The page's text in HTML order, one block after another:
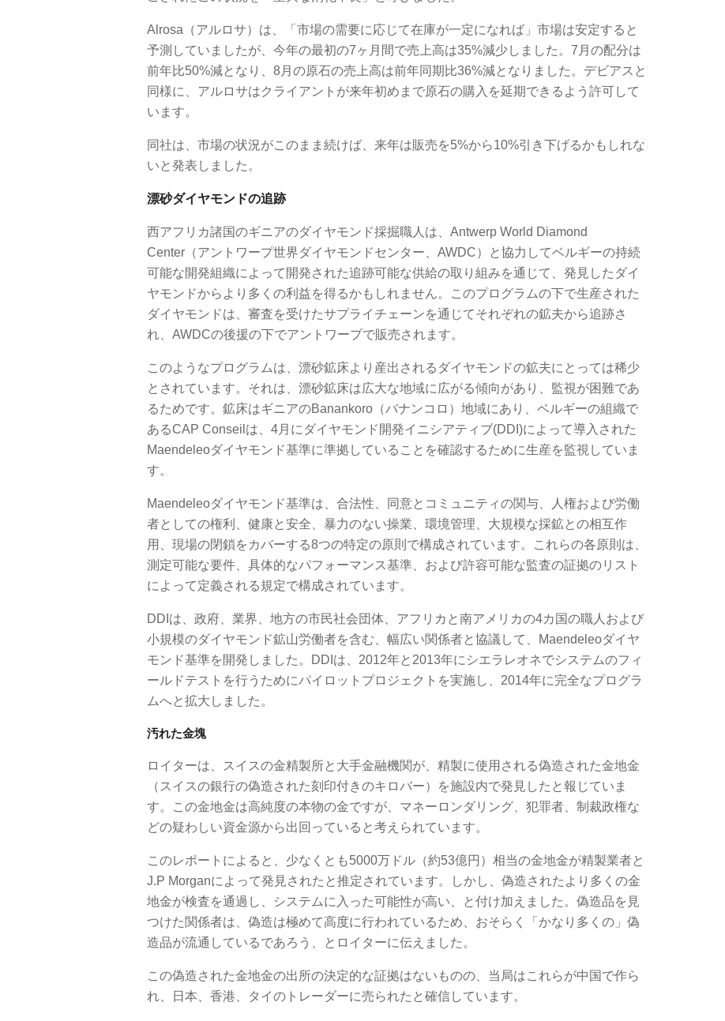
Alrosa（アルロサ）は、「市場の需要に応じて在庫が一定になれば」市場は安定すると
予測していましたが、今年の最初の7ヶ月間で売上高は35%減少しました。7月の配分は
前年比50%減となり、8月の原石の売上高は前年同期比36%減となりました。デビアスと
同様に、アルロサはクライアントが来年初めまで原石の購入を延期できるよう許可して
います。
同社は、市場の状況がこのまま続けば、来年は販売を5%から10%引き下げるかもしれな
いと発表しました。
漂砂ダイヤモンドの追跡
西アフリカ諸国のギニアのダイヤモンド採掘職人は、Antwerp World Diamond
Center（アントワープ世界ダイヤモンドセンター、AWDC）と協力してベルギーの持続
可能な開発組織によって開発された追跡可能な供給の取り組みを通じて、発見したダイ
ヤモンドからより多くの利益を得るかもしれません。このプログラムの下で生産された
ダイヤモンドは、審査を受けたサプライチェーンを通じてそれぞれの鉱夫から追跡さ
れ、AWDCの後援の下でアントワープで販売されます。
このようなプログラムは、漂砂鉱床より産出されるダイヤモンドの鉱夫にとっては稀少
とされています。それは、漂砂鉱床は広大な地域に広がる傾向があり、監視が困難であ
るためです。鉱床はギニアのBanankoro（バナンコロ）地域にあり、ベルギーの組織で
あるCAP Conseilは、4月にダイヤモンド開発イニシアティブ(DDI)によって導入された
Maendeleoダイヤモンド基準に準拠していることを確認するために生産を監視していま
す。
Maendeleoダイヤモンド基準は、合法性、同意とコミュニティの関与、人権および労働
者としての権利、健康と安全、暴力のない操業、環境管理、大規模な採鉱との相互作
用、現場の閉鎖をカバーする8つの特定の原則で構成されています。これらの各原則は、
測定可能な要件、具体的なパフォーマンス基準、および許容可能な監査の証拠のリスト
によって定義される規定で構成されています。
DDIは、政府、業界、地方の市民社会団体、アフリカと南アメリカの4カ国の職人および
小規模のダイヤモンド鉱山労働者を含む、幅広い関係者と協議して、Maendeleoダイヤ
モンド基準を開発しました。DDIは、2012年と2013年にシエラレオネでシステムのフィ
ールドテストを行うためにパイロットプロジェクトを実施し、2014年に完全なプログラ
ムへと拡大しました。
汚れた金塊
ロイターは、スイスの金精製所と大手金融機関が、精製に使用される偽造された金地金
（スイスの銀行の偽造された刻印付きのキロバー）を施設内で発見したと報じていま
す。この金地金は高純度の本物の金ですが、マネーロンダリング、犯罪者、制裁政権な
どの疑わしい資金源から出回っていると考えられています。
このレポートによると、少なくとも5000万ドル（約53億円）相当の金地金が精製業者と
J.P Morganによって発見されたと推定されています。しかし、偽造されたより多くの金
地金が検査を通過し、システムに入った可能性が高い、と付け加えました。偽造品を見
つけた関係者は、偽造は極めて高度に行われているため、おそらく「かなり多くの」偽
造品が流通しているであろう、とロイターに伝えました。
この偽造された金地金の出所の決定的な証拠はないものの、当局はこれらが中国で作ら
れ、日本、香港、タイのトレーダーに売られたと確信しています。